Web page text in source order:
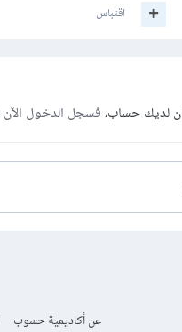
اقتباس
لديك حساب،فسجل الدخول الآن
عن أكاديمية حسوب